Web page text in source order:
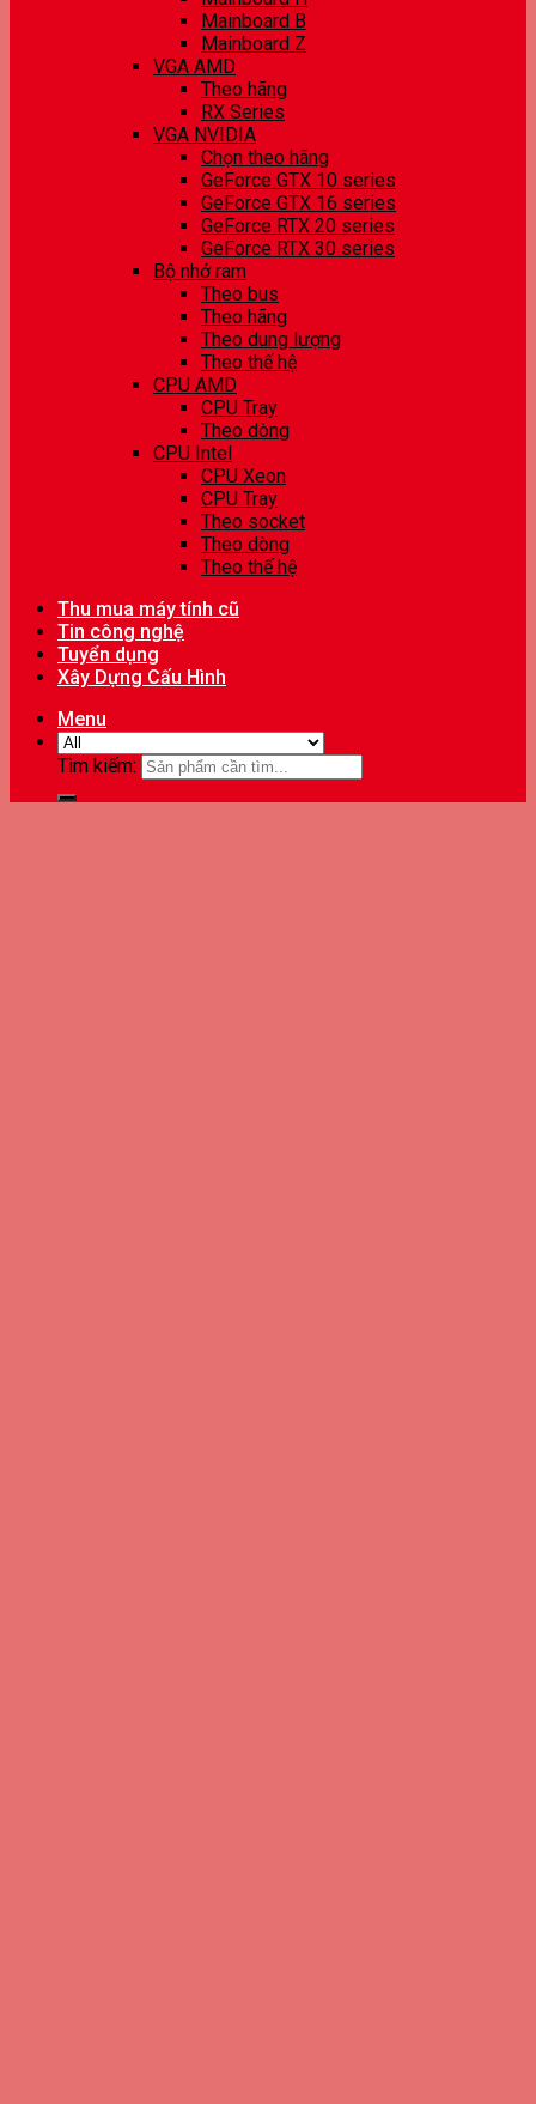
Mainboard B
Mainboard Z
VGA AMD
Theo hãng
RX Series
VGA NVIDIA
Chọn theo hãng
GeForce GTX 10 series
GeForce GTX 16 series
GeForce RTX 20 series
GeForce RTX 30 series
Bộ nhớ ram
Theo bus
Theo hãng
Theo dung lượng
Theo thế hệ
CPU AMD
CPU Tray
Theo dòng
CPU Intel
CPU Xeon
CPU Tray
Theo socket
Theo dòng
Theo thế hệ
Thu mua máy tính cũ
Tin công nghệ
Tuyển dụng
Xây Dựng Cấu Hình
Menu
Tìm kiếm: